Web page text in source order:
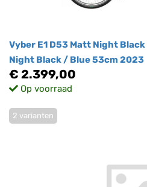
Vyber E1 D53 Matt Night
Night Black / Blue 53cm 2023
€ 2.399,00
Op voorraad
2 varianten